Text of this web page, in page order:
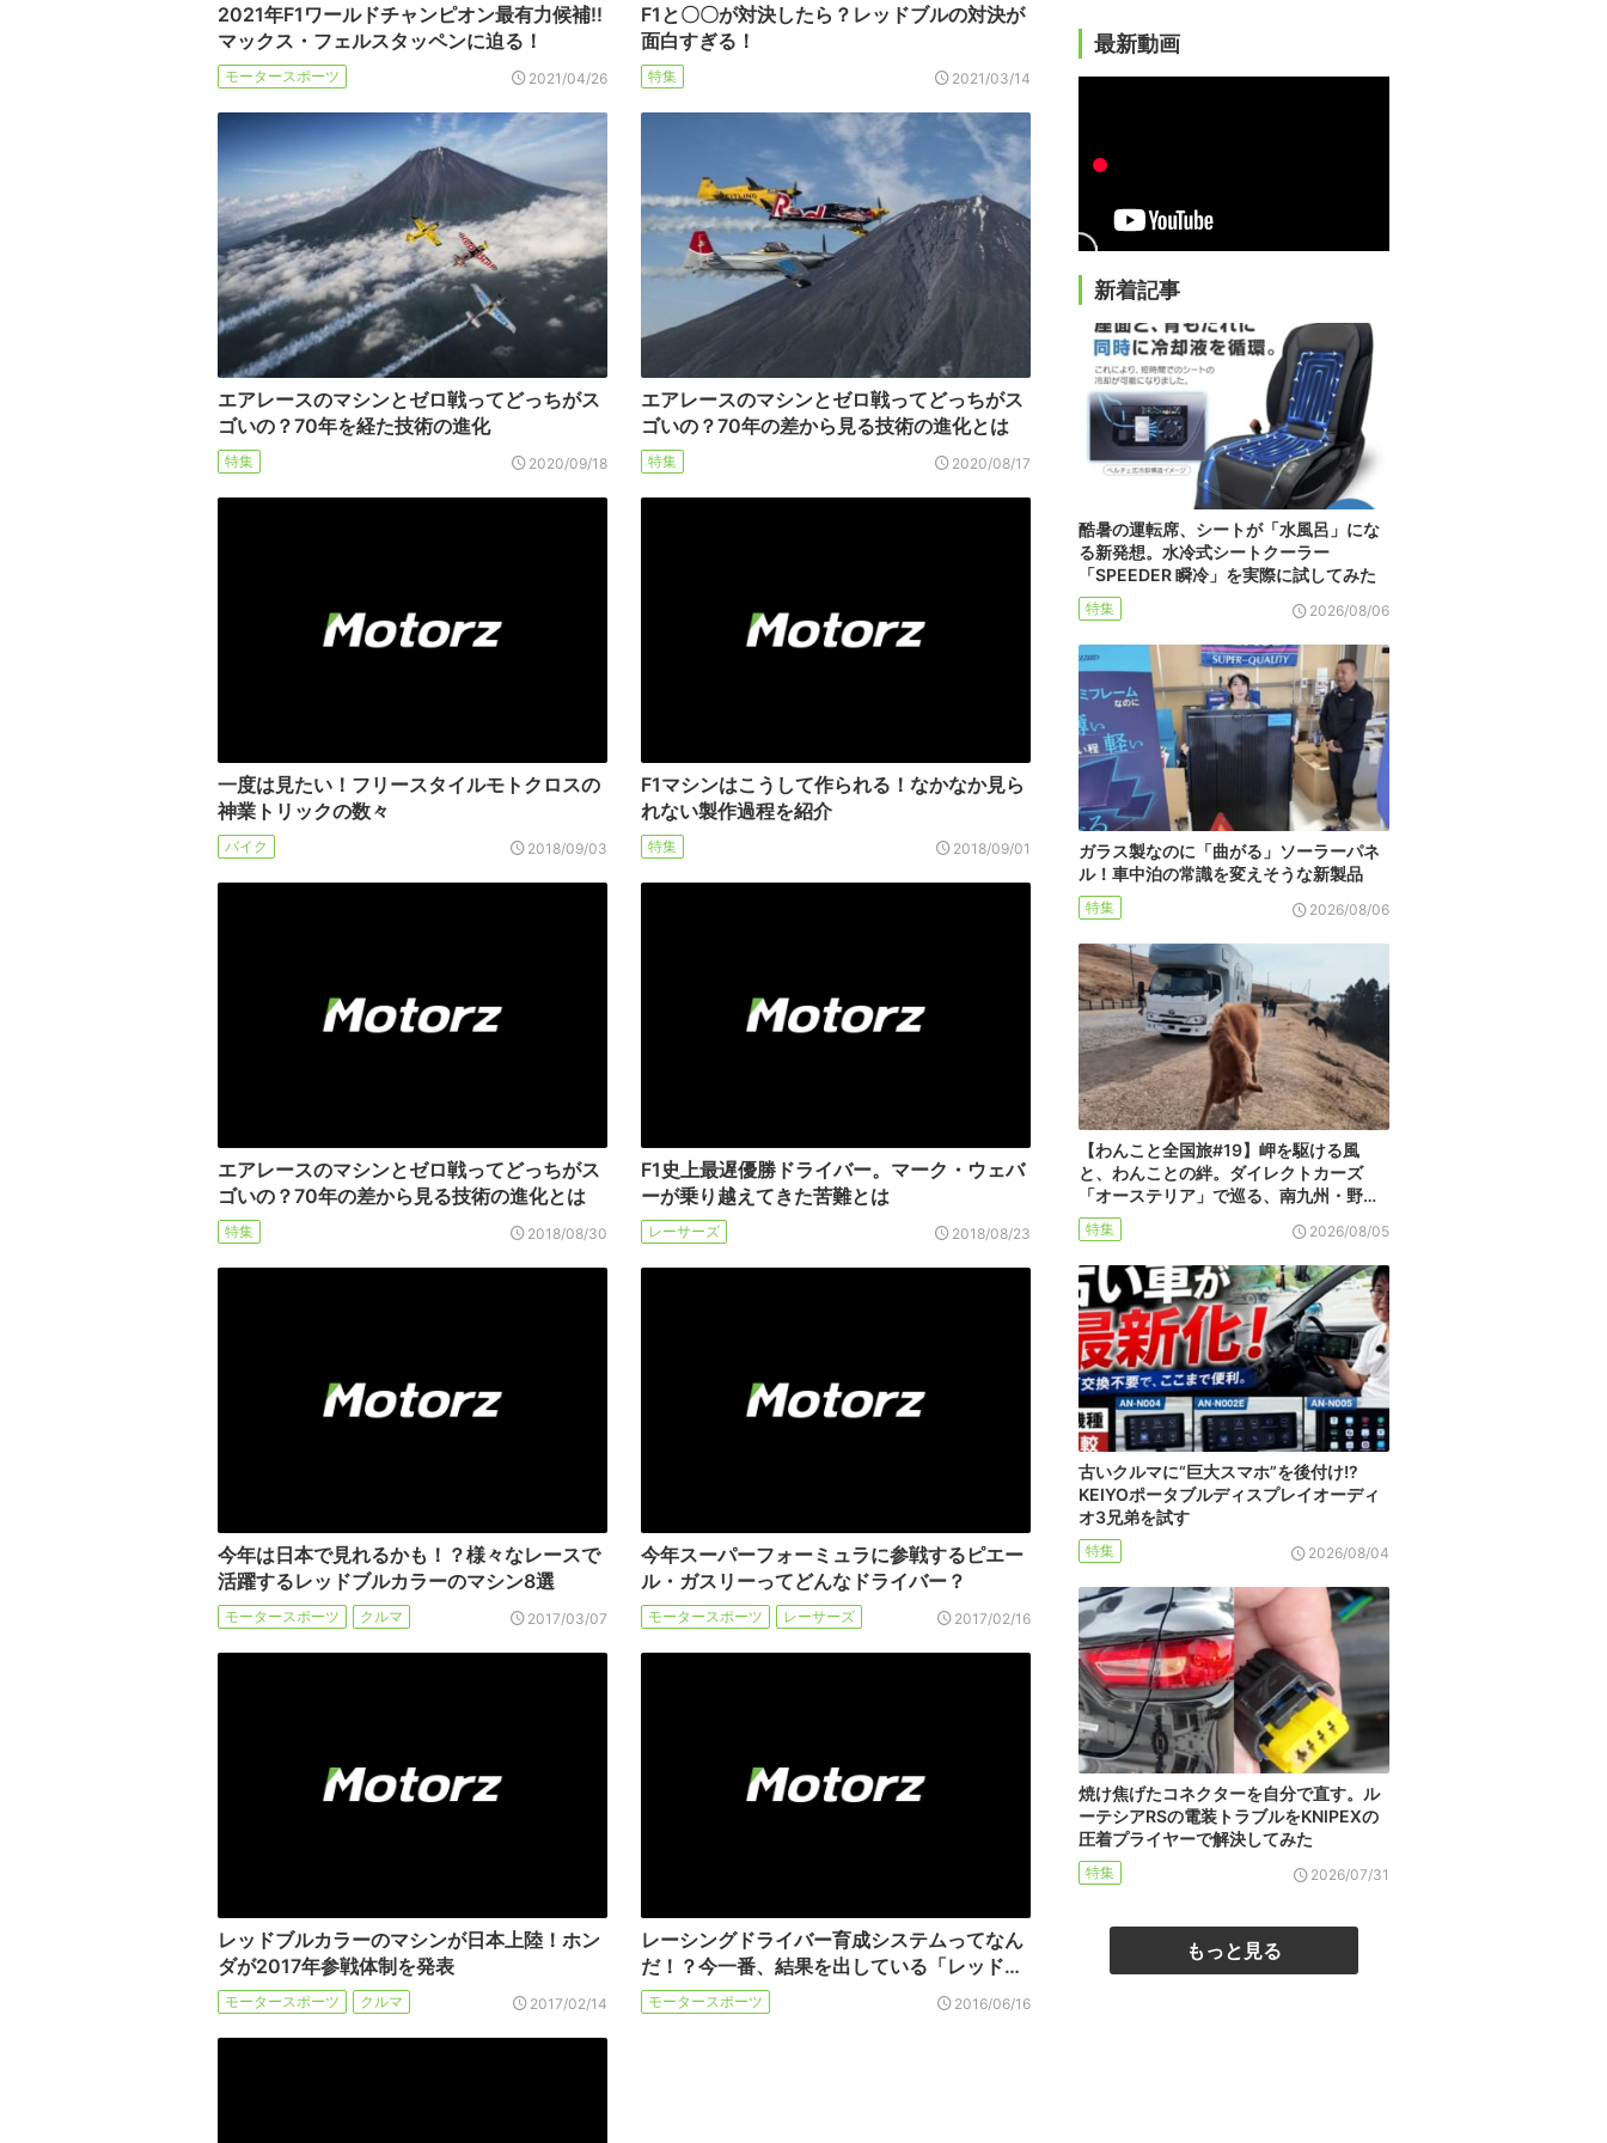
2021年F1ワールドチャンピオン最有力候補!!
マックス・フェルスタッペンに迫る！
モータースポーツ 2021/04/26
F1と〇〇が対決したら？レッドブルの対決が
面白すぎる！
特集 2021/03/14
エアレースのマシンとゼロ戦ってどっちがス
ゴいの？70年を経た技術の進化
特集 2020/09/18
エアレースのマシンとゼロ戦ってどっちがス
ゴいの？70年の差から見る技術の進化とは
特集 2020/08/17
一度は見たい！フリースタイルモトクロスの
神業トリックの数々
バイク 2018/09/03
F1マシンはこうして作られる！なかなか見ら
れない製作過程を紹介
特集 2018/09/01
エアレースのマシンとゼロ戦ってどっちがス
ゴいの？70年の差から見る技術の進化とは
特集 2018/08/30
F1史上最遅優勝ドライバー。マーク・ウェバ
ーが乗り越えてきた苦難とは
レーサーズ 2018/08/23
今年は日本で見れるかも！？様々なレースで
活躍するレッドブルカラーのマシン8選
モータースポーツ クルマ 2017/03/07
今年スーパーフォーミュラに参戦するピエー
ル・ガスリーってどんなドライバー？
モータースポーツ レーサーズ 2017/02/16
レッドブルカラーのマシンが日本上陸！ホン
ダが2017年参戦体制を発表
モータースポーツ クルマ 2017/02/14
レーシングドライバー育成システムってなん
だ！？今一番、結果を出している「レッド…
モータースポーツ 2016/06/16
最新動画
新着記事
酷暑の運転席、シートが「水風呂」にな
る新発想。水冷式シートクーラー
「SPEEDER 瞬冷」を実際に試してみた
特集 2026/08/06
ガラス製なのに「曲がる」ソーラーパネ
ル！車中泊の常識を変えそうな新製品
特集 2026/08/06
【わんこと全国旅#19】岬を駆ける風
と、わんことの絆。ダイレクトカーズ
「オーステリア」で巡る、南九州・野…
特集 2026/08/05
古いクルマに“巨大スマホ”を後付け!?
KEIYOポータブルディスプレイオーディ
オ3兄弟を試す
特集 2026/08/04
焼け焦げたコネクターを自分で直す。ル
ーテシアRSの電装トラブルをKNIPEXの
圧着プライヤーで解決してみた
特集 2026/07/31
もっと見る